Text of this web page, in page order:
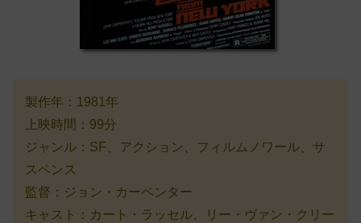
製作年：1981年
上映時間：99分
ジャンル：SF、アクション、フィルムノワール、サ
スペンス
監督：ジョン・カーペンター
キャスト：カート・ラッセル、リー・ヴァン・クリー